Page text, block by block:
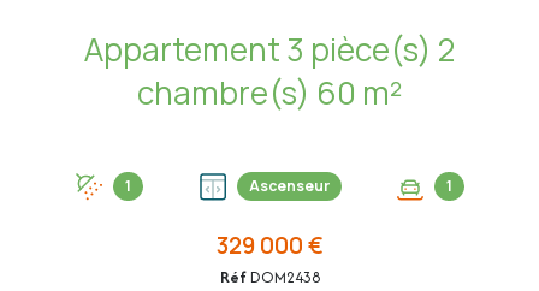
Appartement 3 pièce(s) 2
chambre(s) 60 m²
1 Ascenseur 1
329 000 €
RéfDOM2438